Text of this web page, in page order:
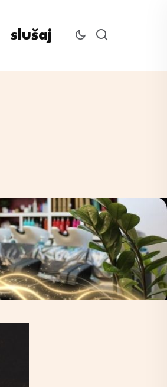
slušaj